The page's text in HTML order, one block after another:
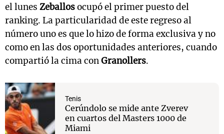
el lunes Zeballosocupó el primer puesto del
ranking. La particularidad de este regreso al
número uno es que lo hizo de forma exclusiva y no
como en las dos oportunidades anteriores, cuando
compartió la cima conGranollers.
Tenis
Cerúndolo se mide ante Zverev
en cuartos del Masters 1000 de
Miami